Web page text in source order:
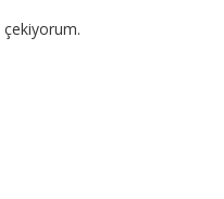
çekiyorum.